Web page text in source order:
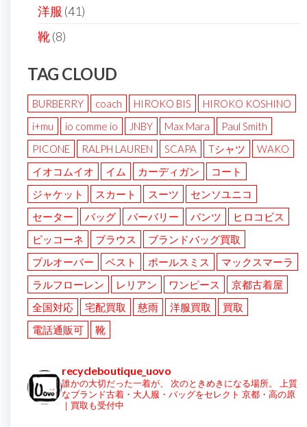
洋服 (41)
靴(8)
TAG CLOUD
BURBERRY coach HIROKO BIS
HIROKO KOSHINO
i+mu
io comme io JNBY Max Mara
Paul Smith
PICONE
RALPH LAUREN SCAPA Tシャツ
WAKO
イオコムイオ
イム カーディガン
コート
ジャケット
スカート スーツ
センソユニコ
セーター
バッグ バーバリー パンツ
ヒロコビス
ピッコーネ
ブラウス
ブランドバッグ買取
プルオーバー
ベスト ポールスミス
マックスマーラ
ラルフローレン
レリアン ワンピース
京都古着屋
全国対応
宅配買取 慈雨 洋服買取
買取
電話通販可
靴
recycleboutique_uovo
誰かの大切だった一着が、 次のときめきになる場所。
上質
なブランド古着・大人服・バッグをセレクト 京都・高の原
｜買取も受付中